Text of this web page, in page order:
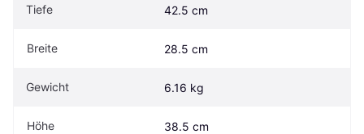
Tiefe 42.5 cm
Breite 28.5 cm
Gewicht 6.16 kg
Höhe 38.5 cm